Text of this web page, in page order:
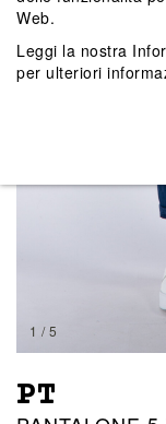
1 / 5
PT
Web.
Leggi la nostra
per ulteriori